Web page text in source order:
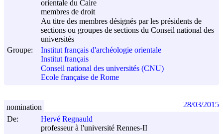
orientale du Caire
membres de droit
Au titre des membres désignés par les présidents de
sections ou groupes de sections du Conseil national des
universités
Groupe:
Institut français d'archéologie orientale
Institut français
Conseil national des universités (CNU)
Ecole française de Rome
De:
Hervé Regnauld
professeur à l'université Rennes-II
nomination 28/03/2015